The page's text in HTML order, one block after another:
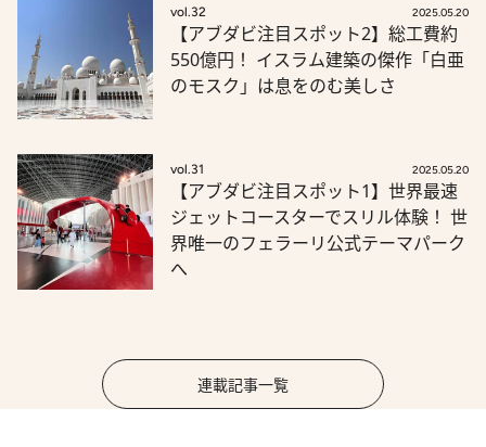
vol.32 2025.05.20
【アブダビ注目スポット2】総工費約
550億円！ イスラム建築の傑作「白亜
のモスク」は息をのむ美しさ
vol.31 2025.05.20
【アブダビ注目スポット1】世界最速
ジェットコースターでスリル体験！ 世
界唯一のフェラーリ公式テーマパーク
へ
連載記事一覧